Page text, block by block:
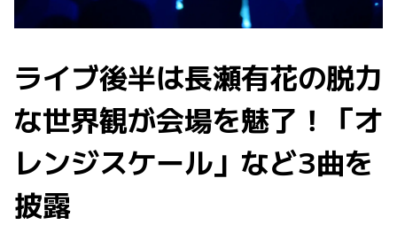
ライブ後半は長瀬有花の脱力
な世界観が会場を魅了！「オ
レンジスケール」など3曲を
披露